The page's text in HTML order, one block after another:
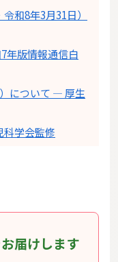
和8年3月31日）
年版情報通信白
について — 厚生
学会監修
届けします